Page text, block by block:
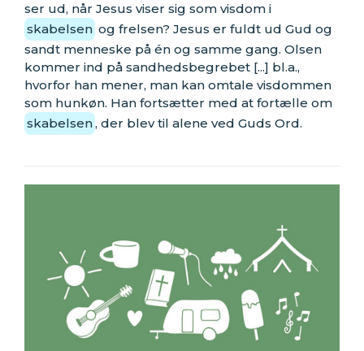
ser ud, når Jesus viser sig som visdom i
skabelsen og frelsen? Jesus er fuldt ud Gud og
sandt menneske på én og samme gang. Olsen
kommer ind på sandhedsbegrebet [...] bl.a.,
hvorfor han mener, man kan omtale visdommen
som hunkøn. Han fortsætter med at fortælle om
skabelsen, der blev til alene ved Guds Ord.